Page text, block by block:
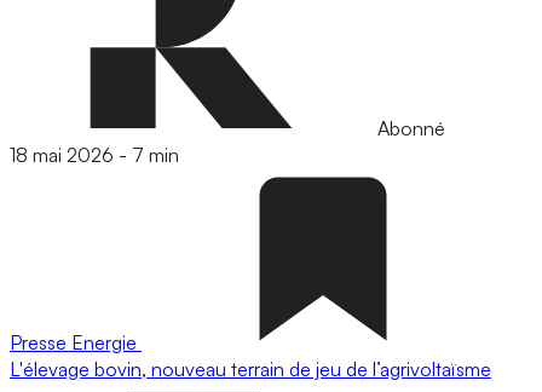
Abonné
18 mai 2026 - 7 min
Presse Energie
L'élevage bovin, nouveau terrain de jeu de l’agrivoltaïsme